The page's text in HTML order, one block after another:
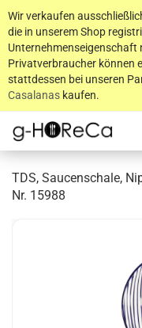
Wir verkaufen
die in unserem Shop
Unternehmenseigenschaft
Privatverbraucher können
stattdessen bei unseren
Casalanas kaufen.
TDS, Saucenschale,
Nr. 15988